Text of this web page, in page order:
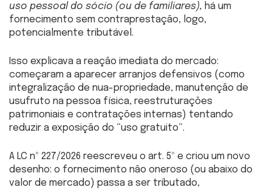
uso pessoal do sócio (ou de familiares), há um
fornecimento sem contraprestação, logo,
potencialmente tributável.
Isso explicava a reação imediata do mercado:
começaram a aparecer arranjos defensivos (como
integralização de nua-propriedade, manutenção de
usufruto na pessoa física, reestruturações
patrimoniais e contratações internas) tentando
reduzir a exposição do “uso gratuito”.
A LC nº 227/2026 reescreveu o art. 5º e criou um novo
desenho: o fornecimento não oneroso (ou abaixo do
valor de mercado) passa a ser tributado,